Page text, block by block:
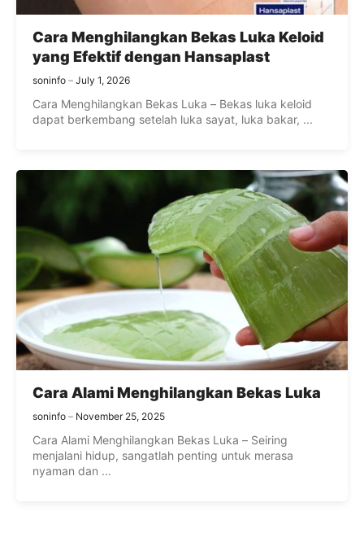
Cara Menghilangkan Bekas Luka Keloid
yang Efektif dengan Hansaplast
soninfo July 1, 2026
Cara Menghilangkan Bekas Luka – Bekas luka keloid
dapat berkembang setelah luka sayat, luka bakar, ...
Cara Alami Menghilangkan Bekas Luka
soninfo November 25, 2025
Cara Alami Menghilangkan Bekas Luka – Seiring
menjalani hidup, sangatlah penting untuk merasa
nyaman dan ...